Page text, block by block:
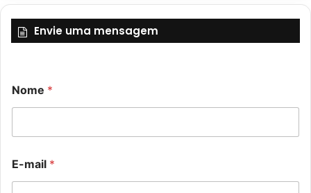
Envie uma mensagem
o
m
o
M
e
n
Nome *
E-mail *